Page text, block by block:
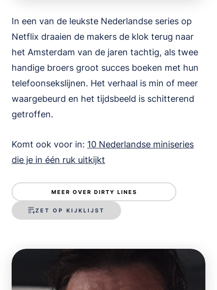
In een van de leukste Nederlandse series op
Netflix draaien de makers de klok terug naar
het Amsterdam van de jaren tachtig, als twee
handige broers groot succes boeken met hun
telefoonsekslijnen. Het verhaal is min of meer
waargebeurd en het tijdsbeeld is schitterend
getroffen.
Komt ook voor in: 10 Nederlandse miniseries
die je in één ruk uitkijkt
MEER OVER DIRTY LINES
ZET OP KIJKLIJST